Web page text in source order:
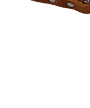
MEAT BITES MINI